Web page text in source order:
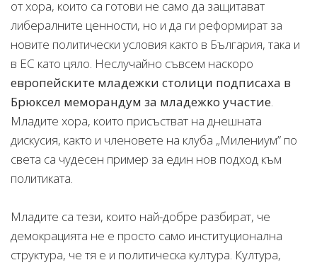
от хора, които са готови не само да защитават
либералните ценности, но и да ги реформират за
новите политически условия както в България, така и
в ЕС като цяло. Неслучайно съвсем наскоро
европейските младежки столици подписаха в
Брюксел меморандум за младежко участие.
Младите хора, които присъстват на днешната
дискусия, както и членовете на клуба „Милениум” по
света са чудесен пример за един нов подход към
политиката.
Младите са тези, които най-добре разбират, че
демокрацията не е просто само институционална
структура, че тя е и политическа култура. Култура,